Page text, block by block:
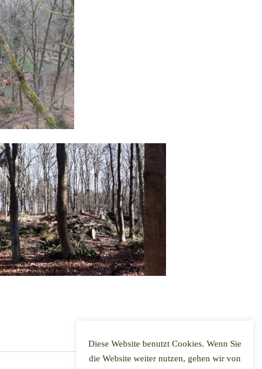
Diese Website benutzt Cookies. Wenn Sie
die Website weiter nutzen, gehen wir von